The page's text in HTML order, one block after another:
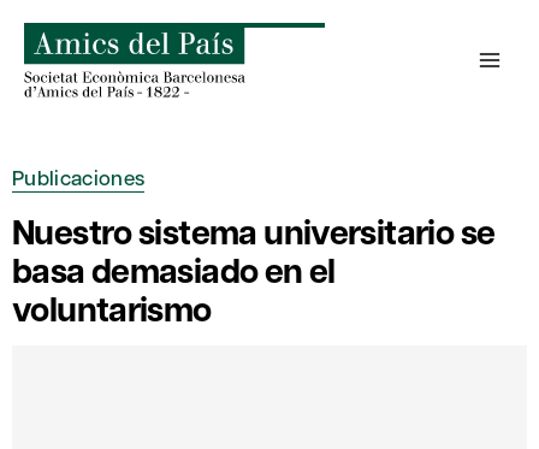
contenido
Publicaciones
Nuestro sistema universitario se
basa demasiado en el
voluntarismo